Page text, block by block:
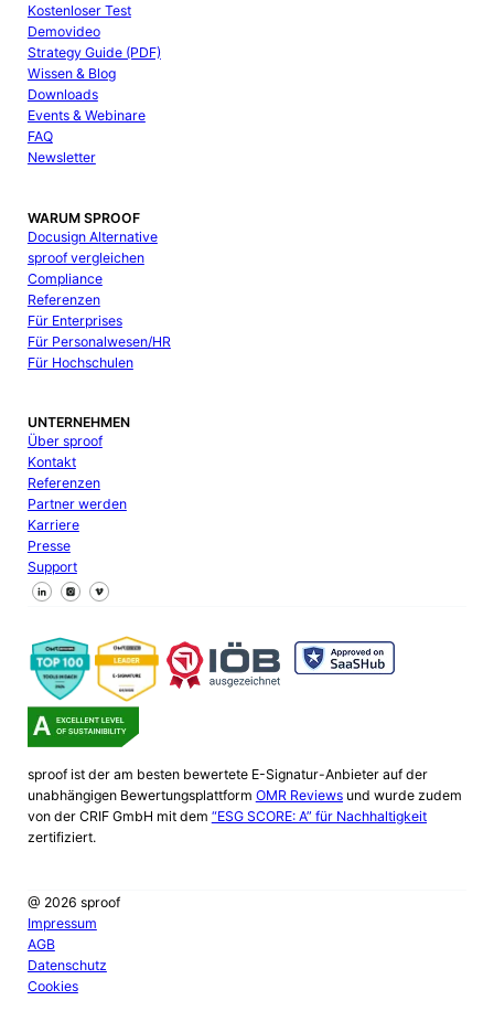
Kostenloser Test
Demovideo
Strategy Guide (PDF)
Wissen & Blog
Downloads
Events & Webinare
FAQ
Newsletter
WARUM SPROOF
Docusign Alternative
sproof vergleichen
Compliance
Referenzen
Für Enterprises
Für Personalwesen/HR
Für Hochschulen
UNTERNEHMEN
Über sproof
Kontakt
Referenzen
Partner werden
Karriere
Presse
Support
Follow us on Facebook
Follow us on X
Follow us on LinkedIn
sproof ist der am besten bewertete E-Signatur-Anbieter auf der
unabhängigen Bewertungsplattform OMR Reviewsund wurde zudem
von der CRIF GmbH mit dem “ESG SCORE: A” für Nachhaltigkeit
zertifiziert.
@ 2026 sproof
Impressum
AGB
Datenschutz
Cookies